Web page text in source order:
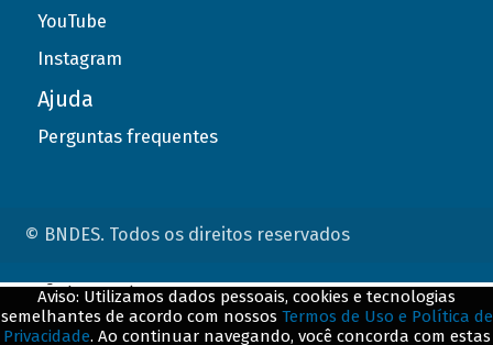
YouTube
Instagram
Ajuda
Perguntas frequentes
© BNDES. Todos os direitos reservados
Aviso: Utilizamos dados pessoais, cookies e tecnologias
semelhantes de acordo com nossos Termos de Uso e Política de
Privacidade. Ao continuar navegando, você concorda com estas
ConteÃºdo complementar
${title}${badge}